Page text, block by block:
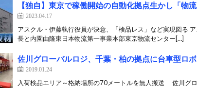
【独自】東京で稼働開始の自動化拠点生かし「物
2023.04.17
アスクル・伊藤執行役員が決意、「検品レス」など実現図る
長と内園由隆東日本物流第一事業本部東京物流センター[…]
佐川グローバルロジ、千葉・柏の拠点に台車型ロ
2019.01.24
入荷検品エリア～格納場所の70メートルを無人搬送 佐川グ